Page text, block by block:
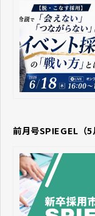
前月号SPIEGEL（5